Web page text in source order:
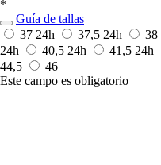
*
Guía de tallas
37 24h 37,5 24h 38
24h
40,5 24h 41,5 24h
44,5
46
Este campo es obligatorio